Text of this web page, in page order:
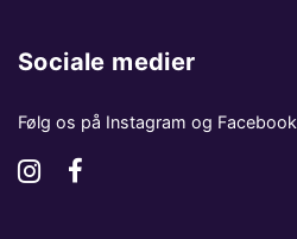
Sociale medier
Følg os på Instagram og Facebook